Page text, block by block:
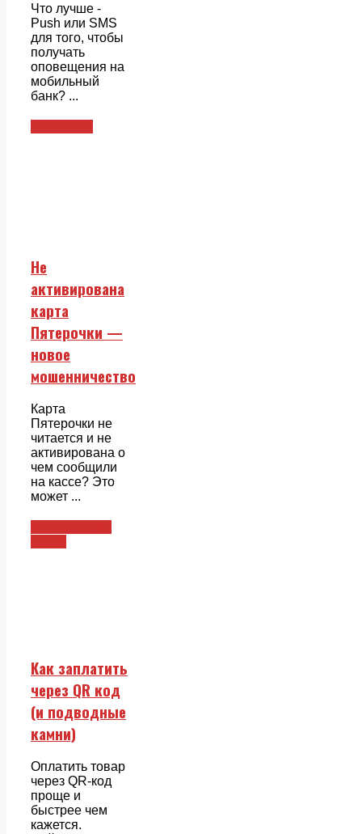
Что лучше -
Push или SMS
для того, чтобы
получать
оповещения на
мобильный
банк? ...
Не
активирована
карта
Пятерочки —
новое
мошенничество
Карта
Пятерочки не
читается и не
активирована о
чем сообщили
на кассе? Это
может ...
Как заплатить
через QR код
(и подводные
камни)
Оплатить товар
через QR-код
проще и
быстрее чем
кажется.